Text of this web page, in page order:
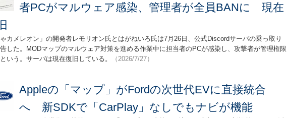
者PCがマルウェア感染、管理者が全員BANに 現在
ゃカメレオン」の開発者レモリオン氏とはがねいろ氏は7月26日、公式Discordサーバの乗っ取り
した。MODマップのマルウェア対策を進める作業中に担当者のPCが感染し、攻撃者が管理権限
いう。サーバは現在復旧している。
（2026/7/27）
Appleの「マップ」がFordの次世代EVに直接統合
へ 新SDKで「CarPlay」なしでもナビが機能